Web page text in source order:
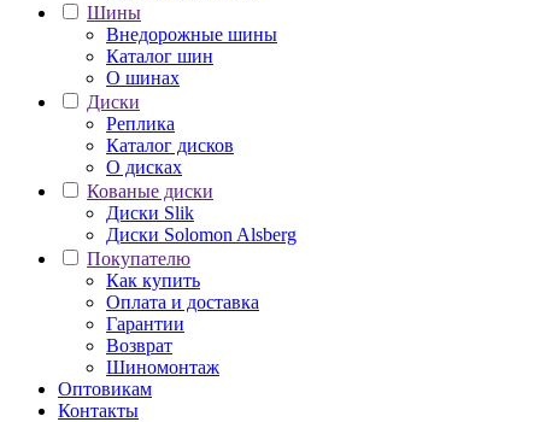
Шины
Внедорожные шины
Каталог шин
О шинах
Диски
Реплика
Каталог дисков
О дисках
Кованые диски
Диски Slik
Диски Solomon Alsberg
Покупателю
Как купить
Оплата и доставка
Гарантии
Возврат
Шиномонтаж
Оптовикам
Контакты